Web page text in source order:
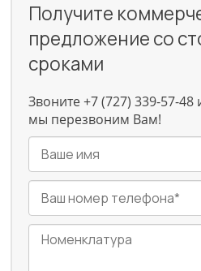
Получите
предложение со
сроками
Звоните +7 (727) 339-57-48
мы перезвоним Вам!